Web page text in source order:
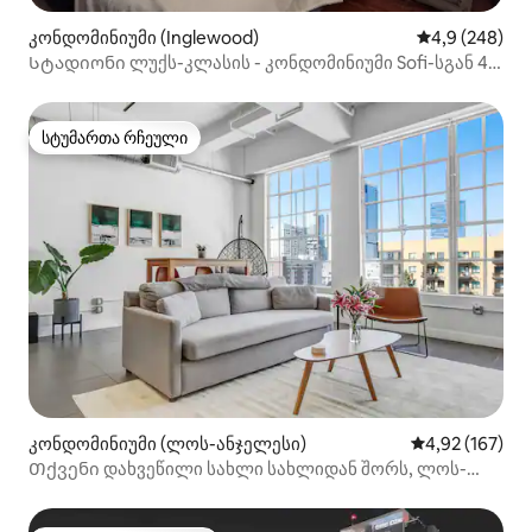
კონდომინიუმი (Inglewood) საშუალო
4,9 (248)
Სტადიონი ლუქს-კლასის - კონდომინიუმი Sofi-სგან 4
სტუმართა რჩეული
სტუმართა რჩეული
კონდომინიუმი (ლოს-ანჯელესი) საშუალო
4,92 (167)
Თქვენი დახვეწილი სახლი სახლიდან შორს, ლოს-